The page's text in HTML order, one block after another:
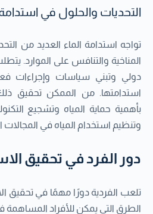
التحديات والحلول في استدامة
تواجه استدامة الماء العديد من
المناخية والتنافس على الموارد.
دولي وتبني سياسات وإجراءات
استدامتها. من الممكن تحقيق
بأهمية حماية المياه وتشجيع
وتنظيم استخدام المياه في المجالات
دور الفرد في تحقيق
تلعب الفردية دورًا مهمًا في تحقيق
الطرق التي يمكن للأفراد المساهمة